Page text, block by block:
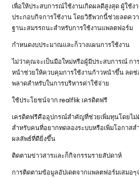
เพื่อให้ประสบการณ์ใช้งานเกิดผลดีสูงสุด ผู้ใช้ง
ประกอบกิจการใช้งาน โดยวิธีพวกนี้ช่วยลดควา
ฐานะสมรรถนะสำหรับการใช้งานแพลตฟอร์ม
กำหนดงบประมาณและก็วางแผนการใช้งาน
ไม่ว่าคุณจะเป็นมือใหม่หรือผู้มีประสบการณ์ กา
หน้าช่วยให้ควบคุมการใช้งานก้าวหน้าขึ้น ลดช่
พลาดสำหรับในการบริหารค่าใช้จ่าย
ใช้ประโยชน์จาก realflik เครดิตฟรี
เครดิตฟรีคืออุปกรณ์สำคัญที่ช่วยเพิ่มทุนโดยไม่ต้
สำหรับคนที่อยากทดลองระบบหรือเพิ่มโอกาสส
ผลลัพธ์ที่ดียิ่งขึ้น
ติดตามข่าวสารและก็กิจกรรมรายสัปดาห์
การติดตามข้อมูลอัปเดตจากแพลตฟอร์มเสมอๆ